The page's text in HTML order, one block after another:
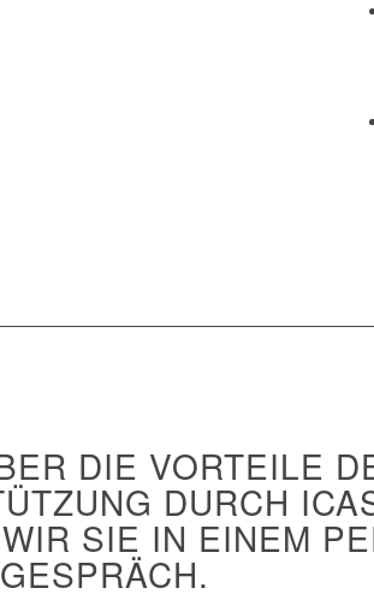
DIE VORTEILE
DURCH
SIE IN EINEM
GESPRÄCH.